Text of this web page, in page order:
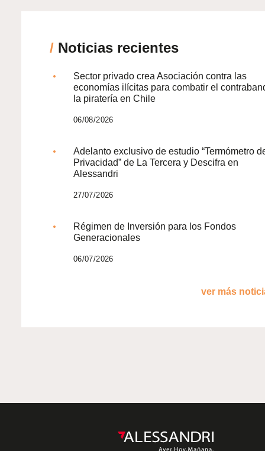
/ Noticias recientes
Sector privado crea Asociación contra las
economías ilícitas para combatir el
la piratería en Chile
06/08/2026
Adelanto exclusivo de estudio “Termómetro
Privacidad” de La Tercera y Descifra en
Alessandri
27/07/2026
Régimen de Inversión para los Fondos
Generacionales
06/07/2026
ver más